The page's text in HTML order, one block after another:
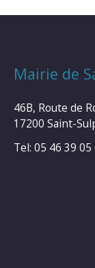
Mairie de
46B, Route de
17200 Saint-
Tel: 05 46 39 05